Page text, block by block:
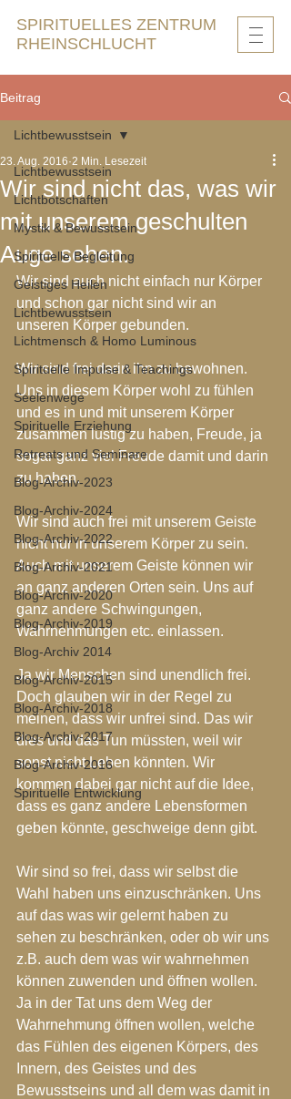
SPIRITUELLES ZENTRUM
RHEINSCHLUCHT
Beitrag
Lichtbewusstsein
Lichtbotschaften
Mystik & Bewusstsein
Spirituelle Begleitung
Geistiges Heilen
Lichtbewusstsein
Lichtmensch & Homo Luminous
Spirituelle Impulse & Teachings
Seelenwege
Spirituelle Erziehung
Retreats und Seminare
Blog-Archiv-2023
Blog-Archiv-2024
Blog-Archiv-2022
Blog-Archiv-2021
Blog-Archiv-2020
Blog-Archiv-2019
Blog-Archiv 2014
Blog-Archiv-2015
Blog-Archiv-2018
Blog-Archiv-2017
Blog-Archiv-2016
Spirituelle Entwicklung
Lichtbewusstsein
Wir sind nicht das, was wir
mit unserem geschulten
Auge sehen.
23. Aug. 2016 2 Min. Lesezeit
Wir sind auch nicht einfach nur Körper
und schon gar nicht sind wir an
unseren Körper gebunden.
Wir sind frei darin ihn zu bewohnen.
Uns in diesem Körper wohl zu fühlen
und es in und mit unserem Körper
zusammen lustig zu haben, Freude, ja
sogar ganz viel Freude damit und darin
zu haben.
Wir sind auch frei mit unserem Geiste
nicht nur in unserem Körper zu sein.
Auch mit unserem Geiste können wir
an ganz anderen Orten sein. Uns auf
ganz andere Schwingungen,
Wahrnehmungen etc. einlassen.
Ja wir Menschen sind unendlich frei.
Doch glauben wir in der Regel zu
meinen, dass wir unfrei sind. Das wir
dies und das Tun müssten, weil wir
sonst nicht Leben könnten. Wir
kommen dabei gar nicht auf die Idee,
dass es ganz andere Lebensformen
geben könnte, geschweige denn gibt.
Wir sind so frei, dass wir selbst die
Wahl haben uns einzuschränken. Uns
auf das was wir gelernt haben zu
sehen zu beschränken, oder ob wir uns
z.B. auch dem was wir wahrnehmen
können zuwenden und öffnen wollen.
Ja in der Tat uns dem Weg der
Wahrnehmung öffnen wollen, welche
das Fühlen des eigenen Körpers, des
Innern, des Geistes und des
Bewusstseins und all dem was damit in